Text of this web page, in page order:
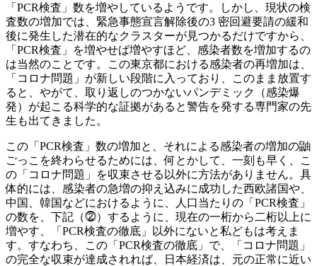
「PCR検査」数を増やしているようです。しかし、現状の検
査数の増加では、緊急事態宣言解除後の3 密回避要請の緩和
後に発生した潜在的なクラスターが見つかるだけですから、
「PCR検査」を増やせば増やすほど、感染者数を増加するの
は当然のことです。この東京都における感染者の再増加は、
「コロナ問題」が新しい段階に入っており、このまま放置す
ると、やがて、取り返しのつかないパンデミック（感染爆
発）が起こる科学的な証拠があると警告を発する専門家の先
生も出てきました。
この「PCR検査」数の増加と、それによる感染者の増加の鼬
ごっこを終わらせるためには、何とかして、一刻も早く、こ
の「コロナ問題」を収束させる以外に方法がありません。具
体的には、感染者の急増の抑え込みに成功した西欧諸国や、
中国、韓国などにおけるように、人口当たりの「PCR検査」
の数を、下記（⓶）するように、現在の一桁から二桁以上に
増やす、「PCR検査の徹底」以外にないと私どもは考えま
す。すなわち、この「PCR検査の徹底」で、「コロナ問題」
の完全な収束が達成されれば、日本経済は、元の正常に近い